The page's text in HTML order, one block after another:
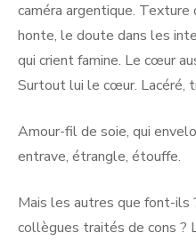
caméra argentique. Texture
honte, le doute dans les
qui crient famine. Le cœur
Surtout lui le cœur. Lacéré,
Amour-fil de soie, qui
entrave, étrangle, étouffe.
Mais les autres que font-ils
collègues traités de cons ?